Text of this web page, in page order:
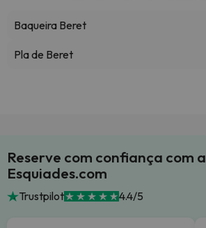
Baqueira Beret
Pla de Beret
Reserve com confiança com a
Esquiades.com
Trustpilot 4.4/5